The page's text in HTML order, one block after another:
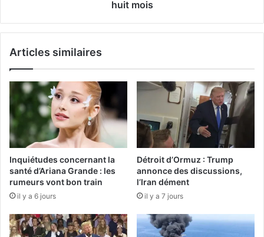
huit mois
Articles similaires
Inquiétudes concernant la
santé d’Ariana Grande : les
rumeurs vont bon train
il y a 6 jours
Détroit d’Ormuz : Trump
annonce des discussions,
l’Iran dément
il y a 7 jours